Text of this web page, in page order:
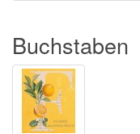
Buchstaben